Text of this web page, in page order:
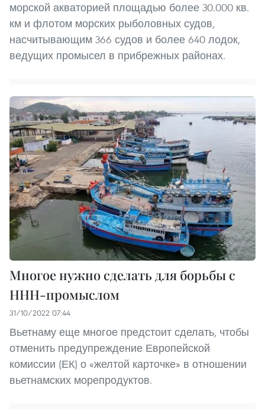
морской акваторией площадью более 30.000 кв.
км и флотом морских рыболовных судов,
насчитывающим 366 судов и более 640 лодок,
ведущих промысел в прибрежных районах.
Многое нужно сделать для борьбы с
ННН-промыслом
31/10/2022 07:44
Вьетнаму еще многое предстоит сделать, чтобы
отменить предупреждение Европейской
комиссии (ЕК) о «желтой карточке» в отношении
вьетнамских морепродуктов.